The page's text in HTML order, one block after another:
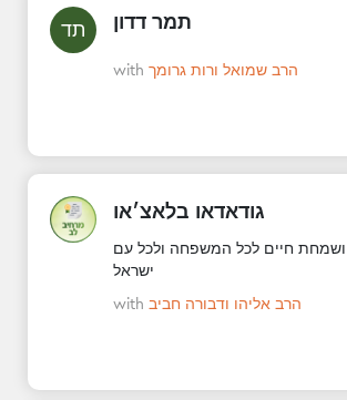
תד תמר דדון
with הרב שמואל ורות גרומך
גודאדאו בלאצ׳או
חיים לכל המשפחה ולכל עם
ישראל
with הרב אליהו ודבורה חביב